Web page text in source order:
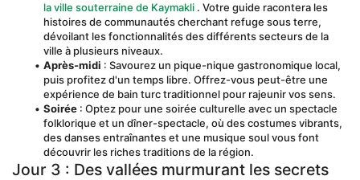
la ville souterraine de Kaymakli . Votre guide racontera les
histoires de communautés cherchant refuge sous terre,
dévoilant les fonctionnalités des différents secteurs de la
ville à plusieurs niveaux.
Après-midi : Savourez un pique-nique gastronomique local,
puis profitez d'un temps libre. Offrez-vous peut-être une
expérience de bain turc traditionnel pour rajeunir vos sens.
Soirée : Optez pour une soirée culturelle avec un spectacle
folklorique et un dîner-spectacle, où des costumes vibrants,
des danses entraînantes et une musique soul vous font
découvrir les riches traditions de la région.
Jour 3 : Des vallées murmurant les secrets